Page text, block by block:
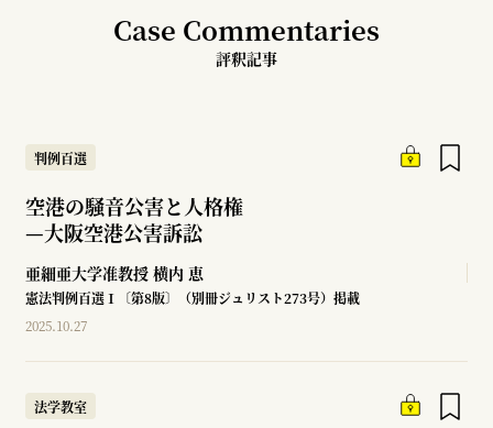
Case Commentaries
評釈記事
判例百選
空港の騒音公害と人格権
—大阪空港公害訴訟
亜細亜大学准教授 横内 恵
憲法判例百選Ⅰ〔第8版〕（別冊ジュリスト273号）掲載
2025.10.27
法学教室